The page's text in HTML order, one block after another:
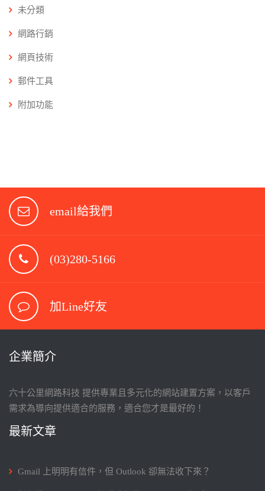
未分類
網路行銷
網頁技術
郵件工具
附加功能
email給我們
(03)280-5166
加Line好友
企業簡介
六十公里網路科技 提供專業且多元化的網站建置方案，以客戶
需求為導向提供適合的服務，適合您才是最好的！
最新文章
Gmail 上明明有信件，但 Outlook 卻無法收下來？